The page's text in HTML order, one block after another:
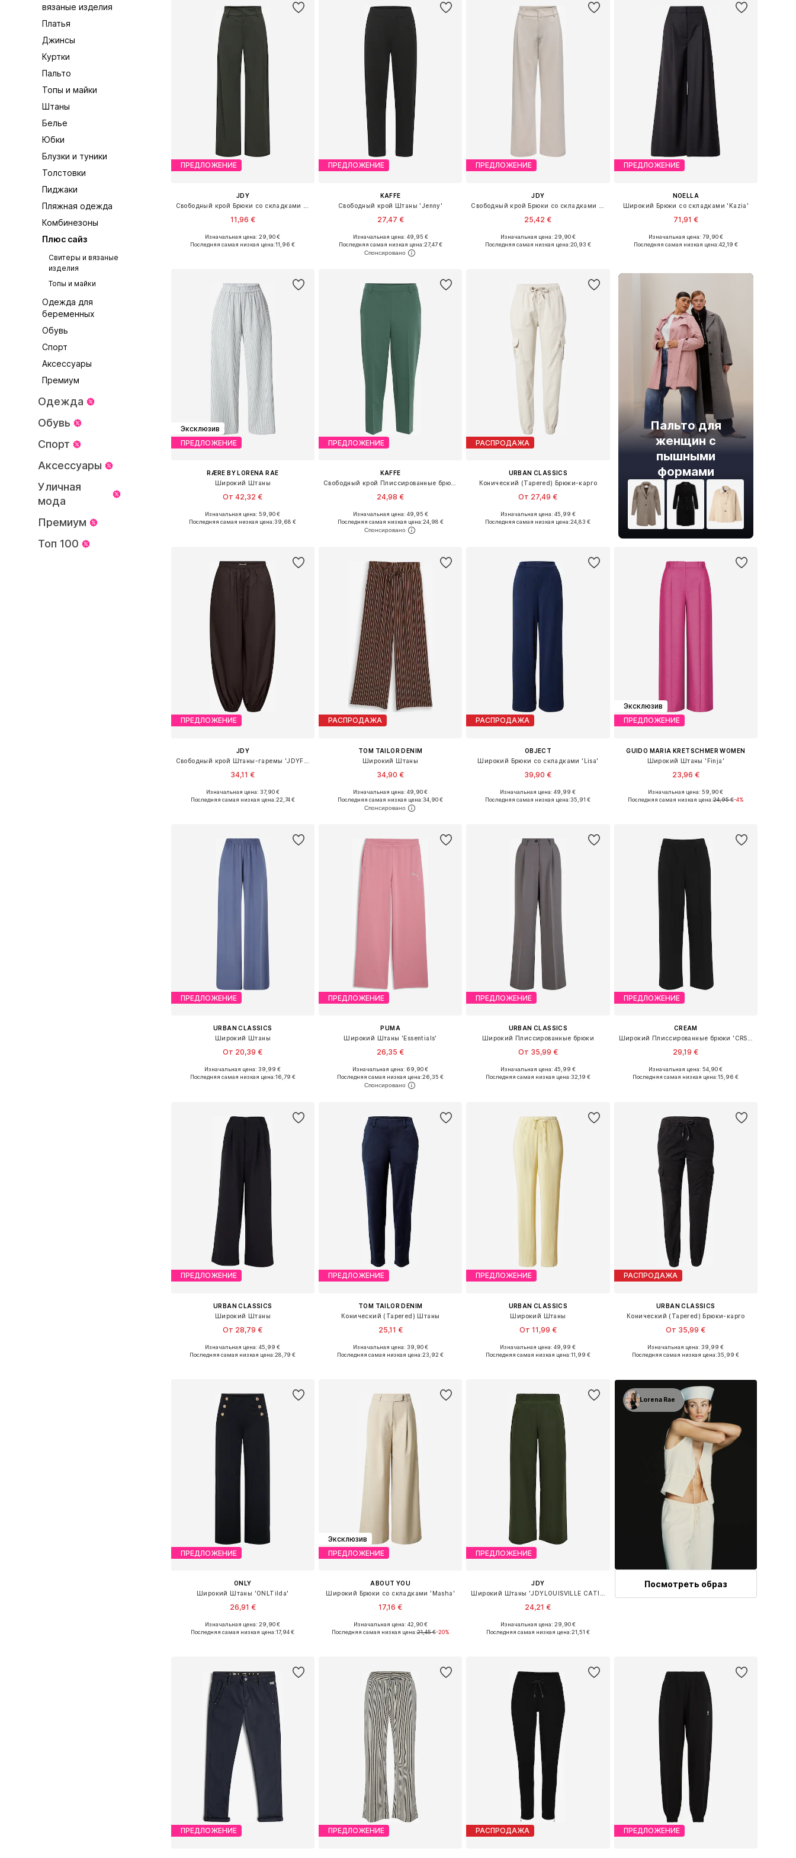
вязаные изделия
Платья
Джинсы
Куртки
Пальто
Топы и майки
Штаны
Белье
Юбки
Блузки и туники
Толстовки
Пиджаки
Пляжная одежда
Комбинезоны
Плюс сайз
Свитеры и вязаные
изделия
Топы и майки
Одежда для
беременных
Обувь
Спорт
Аксессуары
Премиум
Одежда
Обувь
Спорт
Аксессуары
Уличная
мода
Премиум
Топ 100
ПРЕДЛОЖЕНИЕ
JDY
11,96 €
+6
Изначальная цена: 29,90 €
Последняя самая низкая цена:11,96 €
ПРЕДЛОЖЕНИЕ
KAFFE
Свободный крой Штаны 'Jenny'
27,47 €
Доступные размеры: 34, 36, 38, 40, 42, 44
Добавить в корзину
Изначальная цена: 49,95 €
Последняя самая низкая цена:27,47 €
ПРЕДЛОЖЕНИЕ
JDY
25,42 €
+6
Изначальная цена: 29,90 €
Последняя самая низкая цена:20,93 €
ПРЕДЛОЖЕНИЕ
NOELLA
Широкий Брюки со складками 'Kazia'
71,91 €
Доступные размеры: 36, 38, 40, 42
Изначальная цена: 79,90 €
Последняя самая низкая цена:42,19 €
Эксклюзив
ПРЕДЛОЖЕНИЕ
RÆRE BY LORENA RAE
Широкий Штаны
От 42,32 €
Доступно множество размеров
Изначальная цена: 59,90 €
Последняя самая низкая цена:39,68 €
ПРЕДЛОЖЕНИЕ
KAFFE
24,98 €
+ 11
Доступные размеры: 34, 36, 38, 40, 42, 44
Добавить в корзину
Изначальная цена: 49,95 €
Последняя самая низкая цена:24,98 €
РАСПРОДАЖА
URBAN CLASSICS
Конический (Tapered) Брюки-карго
От 27,49 €
Доступные размеры: 36, 38, 40, 42, 44, 50
Изначальная цена: 45,99 €
Последняя самая низкая цена:24,83 €
Пальто для
женщин с
пышными
формами
ПРЕДЛОЖЕНИЕ
JDY
34,11 €
Изначальная цена: 37,90 €
Последняя самая низкая цена:22,74 €
РАСПРОДАЖА
TOM TAILOR DENIM
Широкий Штаны
34,90 €
Доступные размеры: 34, 36, 38, 40
Добавить в корзину
Изначальная цена: 49,90 €
Последняя самая низкая цена:34,90 €
РАСПРОДАЖА
OBJECT
Широкий Брюки со складками 'Lisa'
39,90 €
+ 20
Доступные размеры: 34, 36, 38, 40, 42, 44
Изначальная цена: 49,99 €
Последняя самая низкая цена:35,91 €
Эксклюзив
ПРЕДЛОЖЕНИЕ
GUIDO MARIA KRETSCHMER WOMEN
Широкий Штаны 'Finja'
23,96 €
Доступные размеры: 34, 36, 38, 40
Изначальная цена: 59,90 €
Последняя самая низкая цена:24,95 €-4%
ПРЕДЛОЖЕНИЕ
URBAN CLASSICS
Широкий Штаны
От 20,39 €
Доступно множество размеров
Изначальная цена: 39,99 €
Последняя самая низкая цена:16,79 €
ПРЕДЛОЖЕНИЕ
PUMA
Широкий Штаны 'Essentials'
26,35 €
Добавить в корзину
Изначальная цена: 69,90 €
Последняя самая низкая цена:26,35 €
ПРЕДЛОЖЕНИЕ
URBAN CLASSICS
Широкий Плиссированные брюки
От 35,99 €
Доступно множество размеров
Изначальная цена: 45,99 €
Последняя самая низкая цена:32,19 €
ПРЕДЛОЖЕНИЕ
CREAM
29,19 €
Доступные размеры: 34, 36, 38, 42, 44
Изначальная цена: 54,90 €
Последняя самая низкая цена:15,96 €
ПРЕДЛОЖЕНИЕ
URBAN CLASSICS
Широкий Штаны
От 28,79 €
Доступные размеры: 34, 36, 38, 40, 40, 42
Изначальная цена: 45,99 €
Последняя самая низкая цена:28,79 €
ПРЕДЛОЖЕНИЕ
TOM TAILOR DENIM
Конический (Tapered) Штаны
25,11 €
+1
Доступные размеры: 34, 36, 38, 40
Изначальная цена: 39,90 €
Последняя самая низкая цена:23,92 €
ПРЕДЛОЖЕНИЕ
URBAN CLASSICS
Широкий Штаны
От 11,99 €
Доступные размеры: 36, 38, 40, 42, 44
Изначальная цена: 49,99 €
Последняя самая низкая цена:11,99 €
РАСПРОДАЖА
URBAN CLASSICS
Конический (Tapered) Брюки-карго
От 35,99 €
+2
Доступно множество размеров
Изначальная цена: 39,99 €
Последняя самая низкая цена:35,99 €
ПРЕДЛОЖЕНИЕ
ONLY
Широкий Штаны 'ONLTilda'
26,91 €
Изначальная цена: 29,90 €
Последняя самая низкая цена:17,94 €
Эксклюзив
ПРЕДЛОЖЕНИЕ
ABOUT YOU
Широкий Брюки со складками 'Masha'
17,16 €
Доступные размеры: 34, 36, 40, 42, 44
Изначальная цена: 42,90 €
Последняя самая низкая цена:21,45 €-20%
ПРЕДЛОЖЕНИЕ
JDY
24,21 €
+ 21
Доступно множество размеров
Изначальная цена: 29,90 €
Последняя самая низкая цена:21,51 €
Lorena Rae
Посмотреть образ
ПРЕДЛОЖЕНИЕ ПРЕДЛОЖЕНИЕ РАСПРОДАЖА ПРЕДЛОЖЕНИЕ